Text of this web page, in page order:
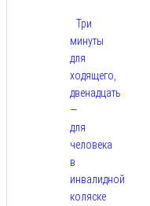
Три
минуты
для
ходящего,
двенадцать
—
для
человека
в
инвалидной
коляске